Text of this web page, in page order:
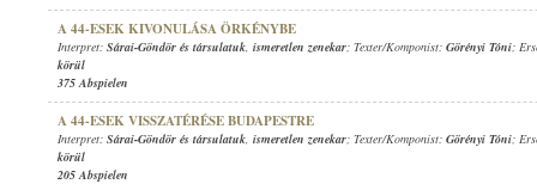
A 44-ESEK KIVONULÁSA ÖRKÉNYBE
Interpret: Sárai-Göndör és társulatuk, ismeretlen zenekar; Texter/Komponist: Görényi Tóni;
körül
375 Abspielen
A 44-ESEK VISSZATÉRÉSE BUDAPESTRE
Interpret: Sárai-Göndör és társulatuk, ismeretlen zenekar; Texter/Komponist: Görényi Tóni;
körül
205 Abspielen